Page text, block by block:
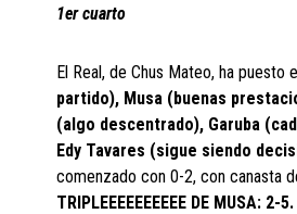
1er cuarto
El Real, de Chus Mateo, ha puesto
partido), Musa (buenas
(algo descentrado), Garuba
Edy Tavares (sigue siendo
comenzado con 0-2, con canasta
TRIPLEEEEEEEEEE DE MUSA: 2-